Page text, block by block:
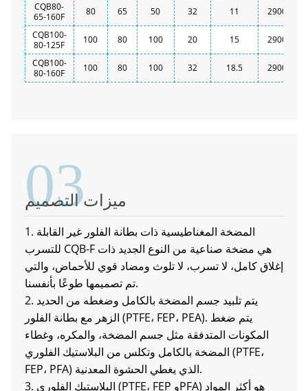
CQB80-
65-160F
80 65 50 32 11
2900
CQB100-
80-125F
100 80 100 20 15
2900
CQB100-
80-160F
100 80 100 32 18.5 2900
03
ميزات التصميم
1. المضخة المغناطيسية ذات بطانة الفلور غير القابلة
للتسرب CQB-F هي مضخة صناعية من النوع الجديد ذات
إغلاق كامل، لا تسرب، لا تلوث ومضاد قوي للأحماض، والتي
تم تصميمها طوعًا بأنفسنا.
2. يتم تلبيد جسم المضخة بالكامل وضغطه من الحديد
الزهر مع بطانة الفلور (PTFE، FEP، PEA). يتم ضغط
المكونات المتدفقة مثل جسم المضخة، والمكره، وغطاء
المضخة بالكامل وتكلس من البلاستيك الفلوري (PTFE،
FEP، PFA) الذي يغطي الحشوة المعدنية.
3. البلاستيك الفلوري (PTFE، FEP وPFA) هو أكثر المواد